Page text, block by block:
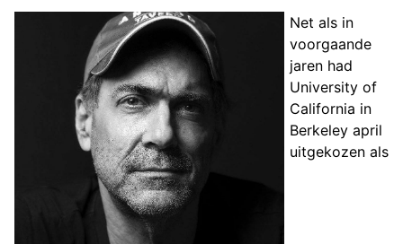
Net als in
voorgaande
jaren had
University of
California in
Berkeley april
uitgekozen als